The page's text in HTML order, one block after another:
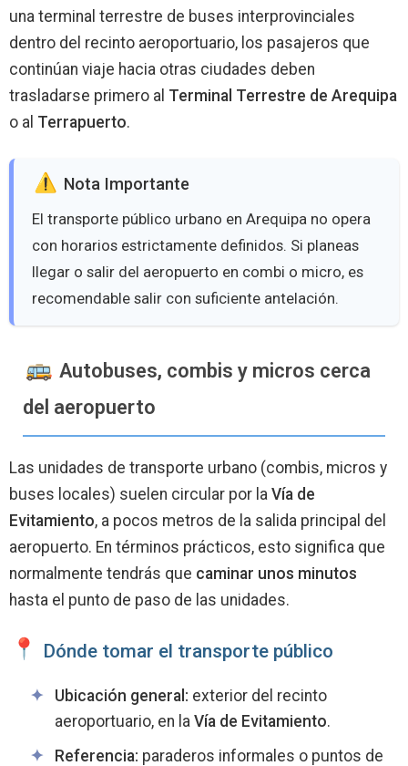
una terminal terrestre de buses interprovinciales
dentro del recinto aeroportuario, los pasajeros que
continúan viaje hacia otras ciudades deben
trasladarse primero al Terminal Terrestre de Arequipa
o al Terrapuerto.
️ Nota Importante
El transporte público urbano en Arequipa no opera
con horarios estrictamente definidos. Si planeas
llegar o salir del aeropuerto en combi o micro, es
recomendable salir con suficiente antelación.
Autobuses, combis y micros cerca
del aeropuerto
Las unidades de transporte urbano (combis, micros y
buses locales) suelen circular por la Vía de
Evitamiento, a pocos metros de la salida principal del
aeropuerto. En términos prácticos, esto significa que
normalmente tendrás que caminar unos minutos
hasta el punto de paso de las unidades.
Dónde tomar el transporte público
Ubicación general: exterior del recinto
aeroportuario, en la Vía de Evitamiento.
Referencia: paraderos informales o puntos de